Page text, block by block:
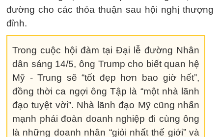
đường cho các thỏa thuận sau hội nghị thượng
đỉnh.
Trong cuộc hội đàm tại Đại lễ đường Nhân
dân sáng 14/5, ông Trump cho biết quan hệ
Mỹ - Trung sẽ “tốt đẹp hơn bao giờ hết”,
đồng thời ca ngợi ông Tập là “một nhà lãnh
đạo tuyệt vời”. Nhà lãnh đạo Mỹ cũng nhấn
mạnh phái đoàn doanh nghiệp đi cùng ông
là những doanh nhân “giỏi nhất thế giới” và